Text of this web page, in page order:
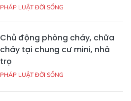
PHÁP LUẬT ĐỜI SỐNG
Chủ động phòng cháy, chữa
cháy tại chung cư mini, nhà
trọ
PHÁP LUẬT ĐỜI SỐNG